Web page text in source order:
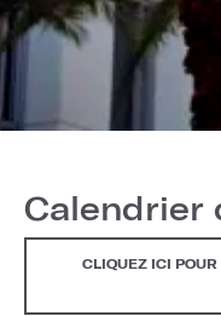
Calendrier
CLIQUEZ ICI